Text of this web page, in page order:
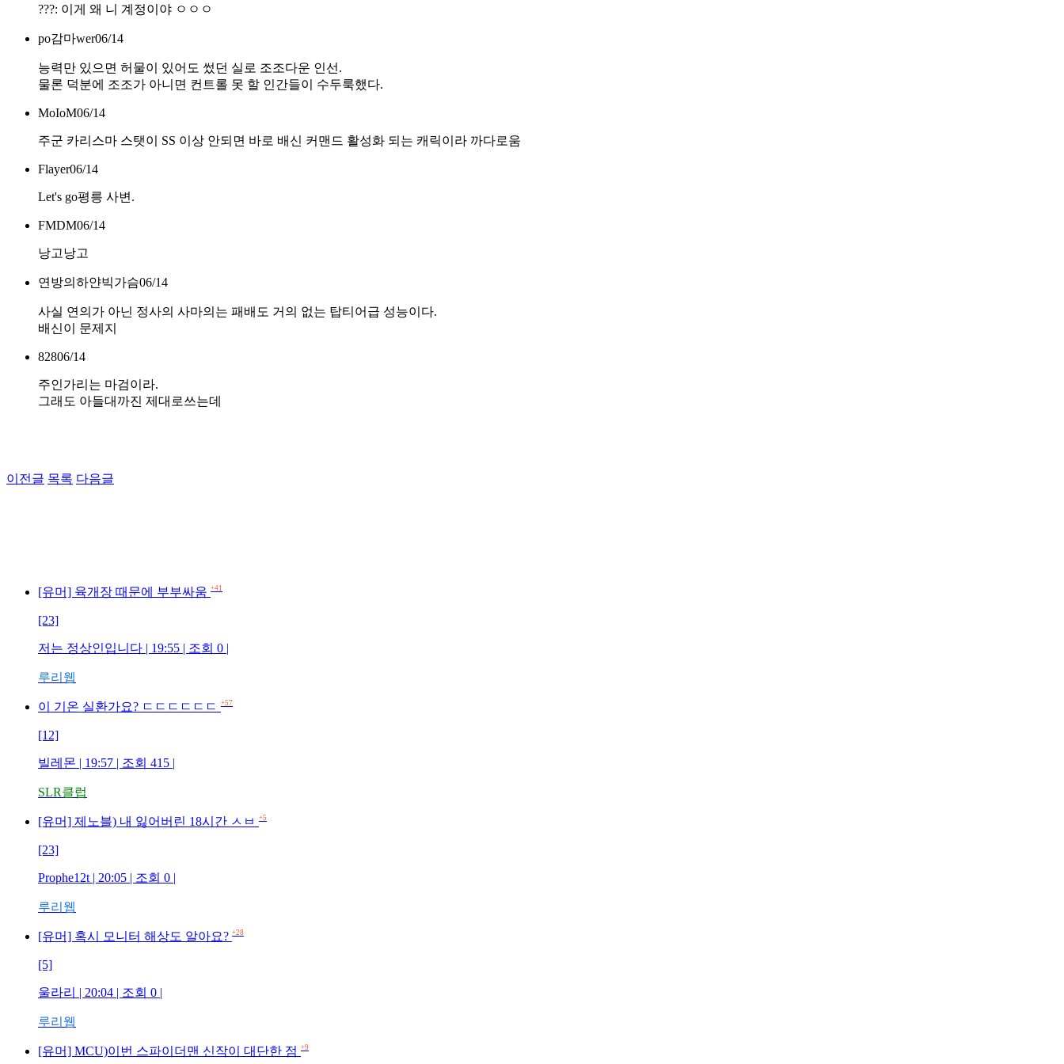
???: 이게 왜 니 계정이야 ㅇㅇㅇ
po감마wer06/14
능력만 있으면 허물이 있어도 썼던 실로 조조다운 인선.
물론 덕분에 조조가 아니면 컨트롤 못 할 인간들이 수두룩했다.
MoIoM06/14
주군 카리스마 스탯이 SS 이상 안되면 바로 배신 커맨드 활성화 되는 캐릭이라 까다로움
Flayer06/14
Let's go평릉 사변.
FMDM06/14
낭고낭고
연방의하얀빅가슴06/14
사실 연의가 아닌 정사의 사마의는 패배도 거의 없는 탑티어급 성능이다.
배신이 문제지
82806/14
주인가리는 마검이라.
그래도 아들대까진 제대로쓰는데
이전글 목록 다음글
[유머] 육개장 때문에 부부싸움 +41
[23]
저는 정상인입니다 | 19:55 | 조회 0 |
루리웹
이 기온 실환가요? ㄷㄷㄷㄷㄷㄷ +57
[12]
빌레몬 | 19:57 | 조회 415 |
SLR클럽
[유머] 제노블) 내 잃어버린 18시간 ㅅㅂ +5
[23]
Prophe12t | 20:05 | 조회 0 |
루리웹
[유머] 혹시 모니터 해상도 알아요? +28
[5]
울라리 | 20:04 | 조회 0 |
루리웹
[유머] MCU)이번 스파이더맨 신작이 대단한 점 +9